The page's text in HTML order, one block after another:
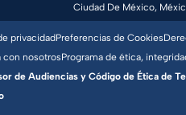
Ciudad De México,
privacidadPreferencias de Cookies
con nosotrosPrograma de ética,
de Audiencias y Código de Ética de